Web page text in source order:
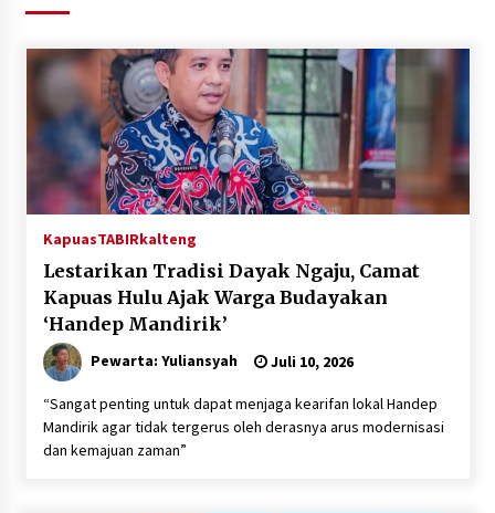
Hari Kedua Kaji Tiru di DIY, Bupati Barito Utara
Pimpin Kunker ke Pemkab Gunung Kidul
Agustus 5, 2026
Eksekusi Putusan PN, Kejari Kotabaru Setor
PNBP 400 Juta dari Kasus Tambang Ilegal
Agustus 5, 2026
Hadiri Forum Komunikasi dan Kemitraan BPJS,
Sekda Tapin Komitmen Tingkatkan Layanan
Kesehatan
Agustus 4, 2026
Inkracht van Gewisjde
Agustus 4, 2026
KapuasTABIRkalteng
Lestarikan Tradisi Dayak Ngaju, Camat
Kapuas Hulu Ajak Warga Budayakan
‘Handep Mandirik’
Pewarta: Yuliansyah Juli 10, 2026
“Sangat penting untuk dapat menjaga kearifan lokal Handep
Mandirik agar tidak tergerus oleh derasnya arus modernisasi
dan kemajuan zaman”